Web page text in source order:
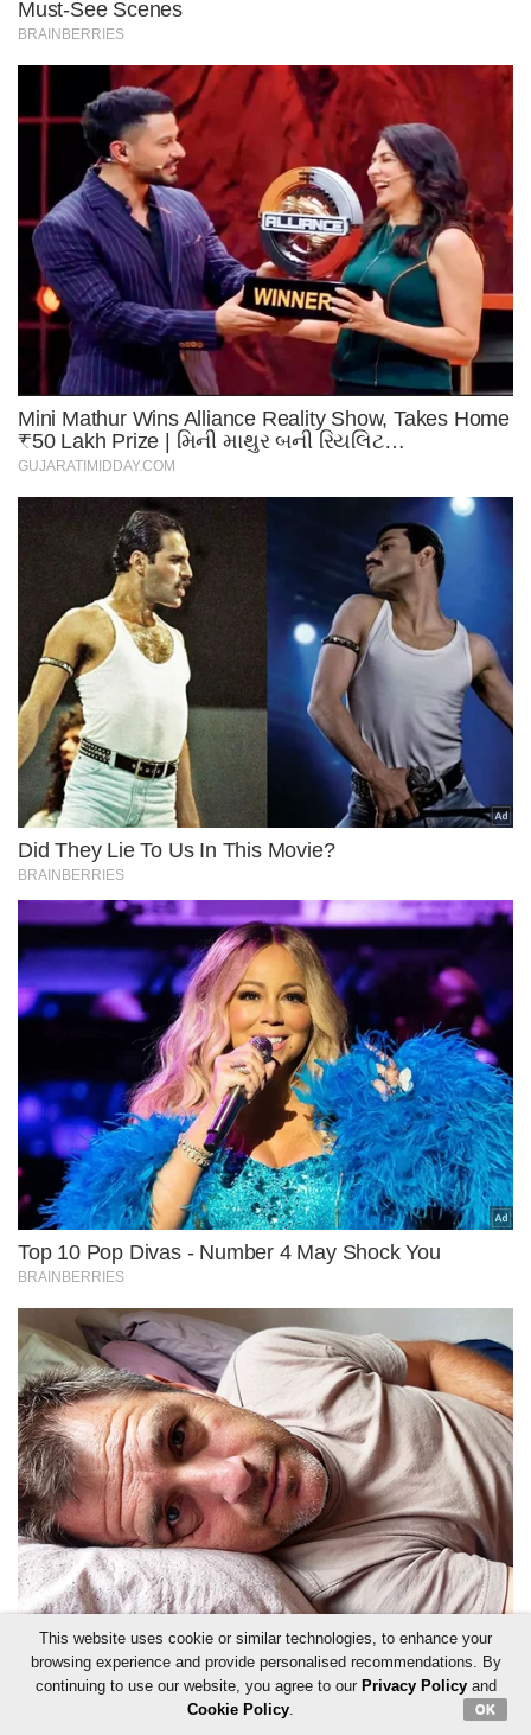
This website uses cookie or similar technologies, to enhance your
browsing experience and provide personalised recommendations. By
continuing to use our website, you agree to our Privacy Policyand
Cookie Policy. OK